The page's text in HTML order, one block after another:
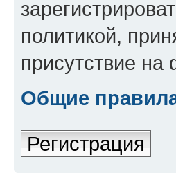
политикой,
присутствие
Общие
Регистрация